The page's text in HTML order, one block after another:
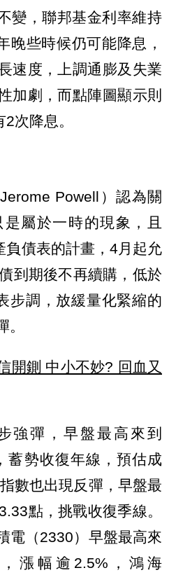
變，聯邦基金利率維持
晚些時候仍可能降息，
速度，上調通膨及失業
加劇，而點陣圖顯示則
次降息。
Powell）認為關
屬於一時的現象，且
負債表的計畫，4月起允
到期後不再續購，低於
步調，放緩量化緊縮的
開鍘 中小不妙? 回血又
強彈，早盤最高來到
蓄勢收復年線，預估成
數也出現反彈，早盤最
點，挑戰收復季線。
電（2330）早盤最高來
漲幅逾2.5%，鴻海